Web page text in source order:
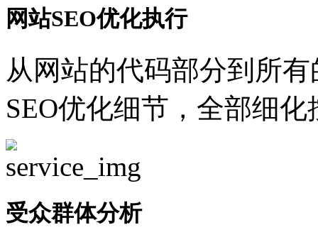
网站SEO优化执行
从网站的代码部分到所
SEO优化细节，全部细
受众群体分析